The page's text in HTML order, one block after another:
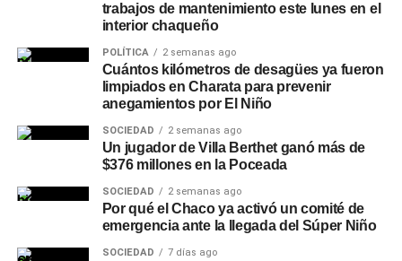
trabajos de mantenimiento este lunes en el
interior chaqueño
POLÍTICA 2 semanas ago
Cuántos kilómetros de desagües ya fueron
limpiados en Charata para prevenir
anegamientos por El Niño
SOCIEDAD 2 semanas ago
Un jugador de Villa Berthet ganó más de
$376 millones en la Poceada
SOCIEDAD 2 semanas ago
Por qué el Chaco ya activó un comité de
emergencia ante la llegada del Súper Niño
SOCIEDAD 7 días ago